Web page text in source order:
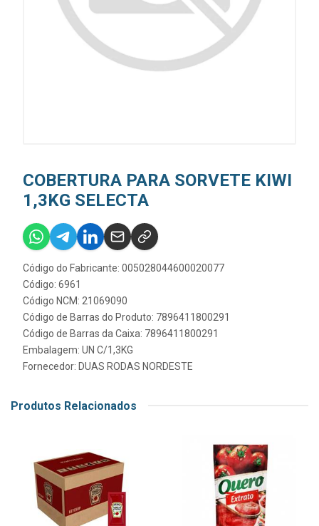
COBERTURA PARA SORVETE KIWI
1,3KG SELECTA
Código do Fabricante: 005028044600020077
Código: 6961
Código NCM: 21069090
Código de Barras do Produto: 7896411800291
Código de Barras da Caixa: 7896411800291
Embalagem: UN C/1,3KG
Fornecedor: DUAS RODAS NORDESTE
Produtos Relacionados